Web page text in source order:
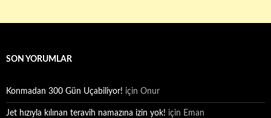
SON YORUMLAR
Konmadan 300 Gün Uçabiliyor! için Onur
Jet hızıyla kılınan teravih namazına izin yok! için Eman